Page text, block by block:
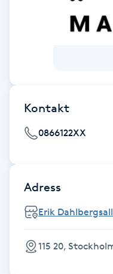
Faceliftmassage
Fet hårbotten
Fillers
Fotmassage
Kontakt
0866122XX
Adress
Erik
115 20,